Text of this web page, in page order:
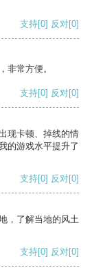
支持[0] 反对[0]
非常方便。
支持[0] 反对[0]
现卡顿、掉线的情
的游戏水平提升了
支持[0] 反对[0]
，了解当地的风土
支持[0] 反对[0]